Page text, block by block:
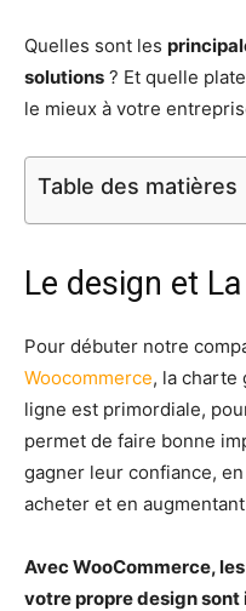
Quelles sont les
solutions ? Et quelle
le mieux à votre
Table des matières
Le design et
Pour débuter notre
Woocommerce, la charte
ligne est primordiale,
permet de faire bonne
gagner leur confiance,
acheter et en
Avec WooCommerce,
votre propre design sont